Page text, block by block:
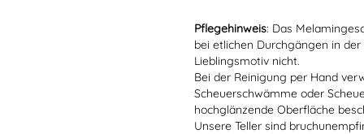
Pflegehinweis: Das
bei etlichen Durchgängen in
Lieblingsmotiv nicht.
Bei der Reinigung per Hand
Scheuerschwämme oder
hochglänzende Oberfläche
Unsere Teller sind